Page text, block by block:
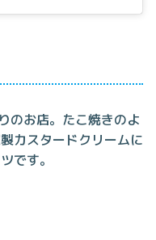
のお店。たこ焼きのよ
カスタードクリームに
です。